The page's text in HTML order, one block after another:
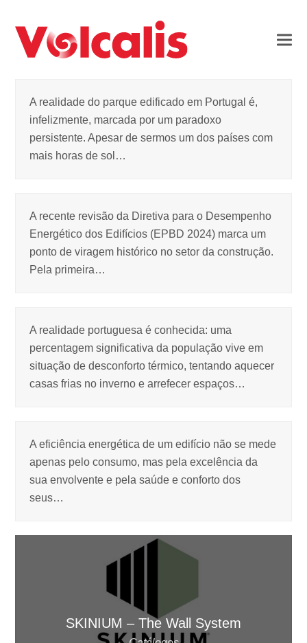
A realidade do parque edificado em Portugal é,
infelizmente, marcada por um paradoxo
persistente. Apesar de sermos um dos países com
mais horas de sol…
A recente revisão da Diretiva para o Desempenho
Energético dos Edifícios (EPBD 2024) marca um
ponto de viragem histórico no setor da construção.
Pela primeira…
A realidade portuguesa é conhecida: uma
percentagem significativa da população vive em
situação de desconforto térmico, tentando aquecer
casas frias no inverno e arrefecer espaços…
A eficiência energética de um edifício não se mede
apenas pelo consumo, mas pela excelência da
sua envolvente e pela saúde e conforto dos
seus…
SKINIUM – The Wall System